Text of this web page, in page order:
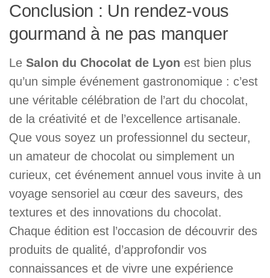
Conclusion : Un rendez-vous
gourmand à ne pas manquer
Le Salon du Chocolat de Lyon est bien plus
qu’un simple événement gastronomique : c’est
une véritable célébration de l’art du chocolat,
de la créativité et de l’excellence artisanale.
Que vous soyez un professionnel du secteur,
un amateur de chocolat ou simplement un
curieux, cet événement annuel vous invite à un
voyage sensoriel au cœur des saveurs, des
textures et des innovations du chocolat.
Chaque édition est l’occasion de découvrir des
produits de qualité, d’approfondir vos
connaissances et de vivre une expérience